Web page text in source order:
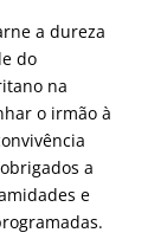
a dureza
do
na
o irmão à
a
e